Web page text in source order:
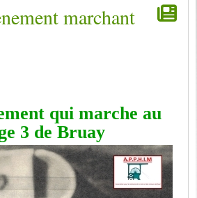
marchant
qui marche au
3 de Bruay